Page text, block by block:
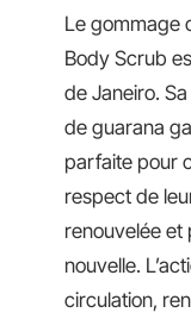
Le gommage
Body Scrub
de Janeiro.
de guarana
parfaite pour
respect de
renouvelée et
nouvelle.
circulation,